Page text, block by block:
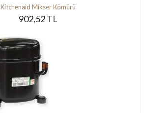
Kitchenaid Mikser Kömürü
902,52 TL